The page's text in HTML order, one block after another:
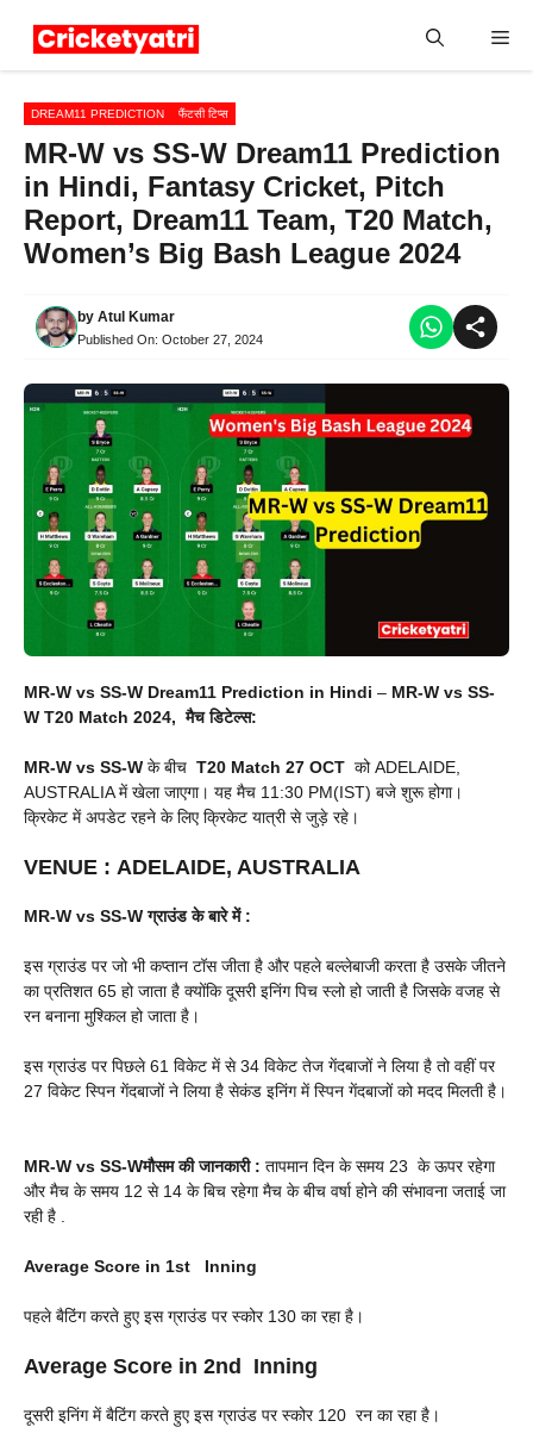
DREAM11 PREDICTION फैंटसी टिप्स
MR-W vs SS-W Dream11 Prediction
in Hindi, Fantasy Cricket, Pitch
Report, Dream11 Team, T20 Match,
Women’s Big Bash League 2024
by Atul Kumar
Published On: October 27, 2024
MR-W vs SS-W Dream11 Prediction in Hindi – MR-W vs SS-
W T20 Match 2024, मैच डिटेल्स:
MR-W vs SS-W के बीच T20 Match 27 OCT को ADELAIDE,
AUSTRALIA में खेला जाएगा। यह मैच 11:30 PM(IST) बजे शुरू होगा।
क्रिकेट में अपडेट रहने के लिए क्रिकेट यात्री से जुड़े रहे।
VENUE : ADELAIDE, AUSTRALIA
MR-W vs SS-Wग्राउंड के बारे में :
इस ग्राउंड पर जो भी कप्तान टॉस जीता है और पहले बल्लेबाजी करता है उसके जीतने
का प्रतिशत 65 हो जाता है क्योंकि दूसरी इनिंग पिच स्लो हो जाती है जिसके वजह से
रन बनाना मुश्किल हो जाता है।
इस ग्राउंड पर पिछले 61 विकेट में से 34 विकेट तेज गेंदबाजों ने लिया है तो वहीं पर
27 विकेट स्पिन गेंदबाजों ने लिया है सेकंड इनिंग में स्पिन गेंदबाजों को मदद मिलती है।
MR-W vs SS-Wमौसम की जानकारी : तापमान दिन के समय 23 के ऊपर रहेगा
और मैच के समय 12 से 14 के बिच रहेगा मैच के बीच वर्षा होने की संभावना जताई जा
रही है .
Average Score in 1st Inning
पहले बैटिंग करते हुए इस ग्राउंड पर स्कोर 130 का रहा है।
Average Score in 2nd Inning
दूसरी इनिंग में बैटिंग करते हुए इस ग्राउंड पर स्कोर 120 रन का रहा है।